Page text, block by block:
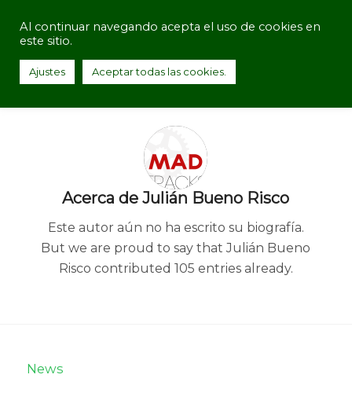
Acerca deJulián Bueno Risco
Este autor aún no ha escrito su biografía.
But we are proud to say thatJulián Bueno
Risco contributed 105 entries already.
News
Al continuar navegando acepta el uso de cookies en
este sitio.
Ajustes Aceptar todas las cookies.